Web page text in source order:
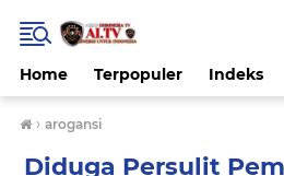
Home Terpopuler Indeks
› arogansi
Diduga Persulit